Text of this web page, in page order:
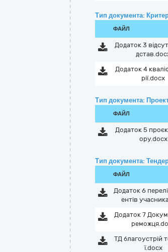
Тип документа:
ФАЙЛ
Додаток 3
Додаток 4
рії.docx
Тип документа:
ФАЙЛ
Додаток 5
ору.docx
Тип документа:
ФАЙЛ
Додаток 6
ентів
Додаток 7
ТД благоустрій
ї.docx